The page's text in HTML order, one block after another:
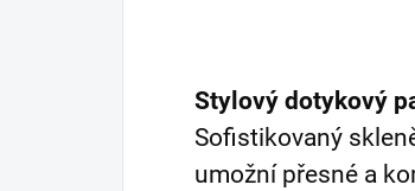
Stylový dotykový
Sofistikovaný
umožní přesné a